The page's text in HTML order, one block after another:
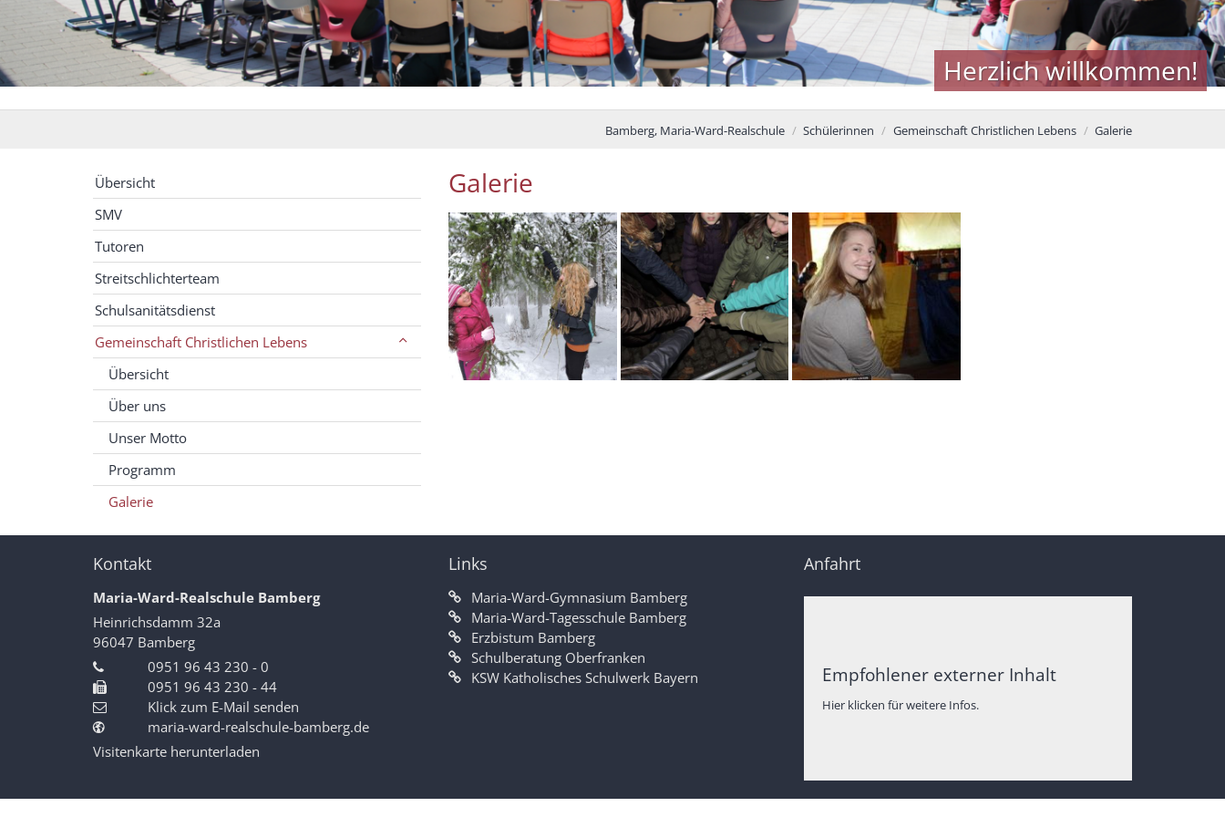
Herzlich willkommen!
Bamberg, Maria-Ward-Realschule Schülerinnen Gemeinschaft Christlichen Lebens Galerie
Galerie
Übersicht
SMV
Tutoren
Streitschlichterteam
Schulsanitätsdienst
Gemeinschaft Christlichen Lebens
Übersicht
Über uns
Unser Motto
Programm
Galerie
Kontakt
Maria-Ward-Realschule Bamberg
Heinrichsdamm 32a
96047 Bamberg
0951 96 43 230 - 0
0951 96 43 230 - 44
Klick zum E-Mail senden
maria-ward-realschule-bamberg.de
Visitenkarte herunterladen
Links
Maria-Ward-Gymnasium Bamberg
Maria-Ward-Tagesschule Bamberg
Erzbistum Bamberg
Schulberatung Oberfranken
KSW Katholisches Schulwerk Bayern
Anfahrt
Empfohlener externer Inhalt
Hier klicken für weitere Infos.